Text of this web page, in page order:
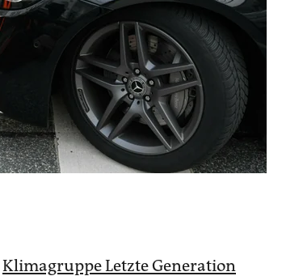
Klimagruppe Letzte Generation